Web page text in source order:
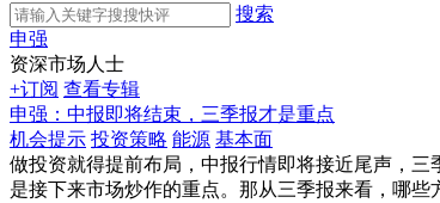
搜索
申强
资深市场人士
+订阅 查看专辑
申强：中报即将结束，三季报才是重点
机会提示 投资策略 能源 基本面
做投资就得提前布局，中报行情即将接近尾声，三
是接下来市场炒作的重点。那从三季报来看，哪些